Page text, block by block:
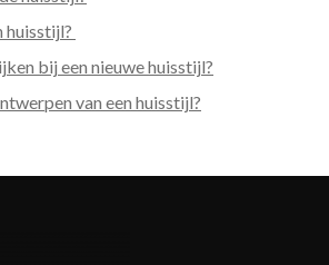
huisstijl?
bij een nieuwe huisstijl?
van een huisstijl?